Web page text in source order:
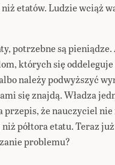
etatów. Ludzie wciąż
potrzebne są
których się
należy podwyższyć
się znajdą. Władza
przepis, że nauczyciel nie
półtora etatu. Teraz
problemu?